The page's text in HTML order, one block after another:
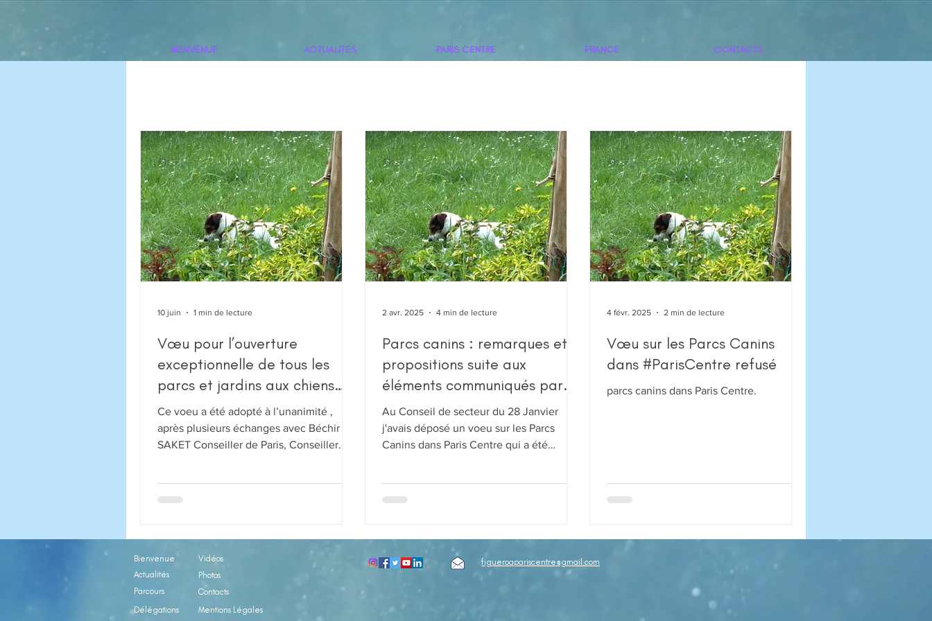
BIENVENUE ACTUALITES PARIS CENTRE FRANCE CONTACTS
Vœu pour l’ouverture
exceptionnelle de tous les
parcs et jardins aux chiens
lors des épisodes de fortes
chaleurs
Ce voeu a été adopté à l’unanimité ,
après plusieurs échanges avec Béchir
SAKET Conseiller de Paris, Conseiller
avons après une suspension de séance
groupes politiques s’accordent a dire que
nous devons protéger nos animaux
pendant la période de canicule .
Aujourd’hui je suis ravie que nous
puissions avoir trouvé un accord .je
10 juin 1 min de lecture
Parcs canins : remarques et
propositions suite aux
éléments communiqués par
Jacques BOUTAULT
Au Conseil de secteur du 28 Janvier
j'avais déposé un voeu sur les Parcs
Canins dans Paris Centre qui a été
2 avr. 2025 4 min de lecture
Vœu sur les Parcs Canins
dans #ParisCentre refusé
parcs canins dans Paris Centre.
4 févr. 2025 2 min de lecture
Bienvenue
Actualités
Parcours
Délégations
Vidéos
Photos
Contacts
Mentions Légales
figueroapariscentre@gmail.com